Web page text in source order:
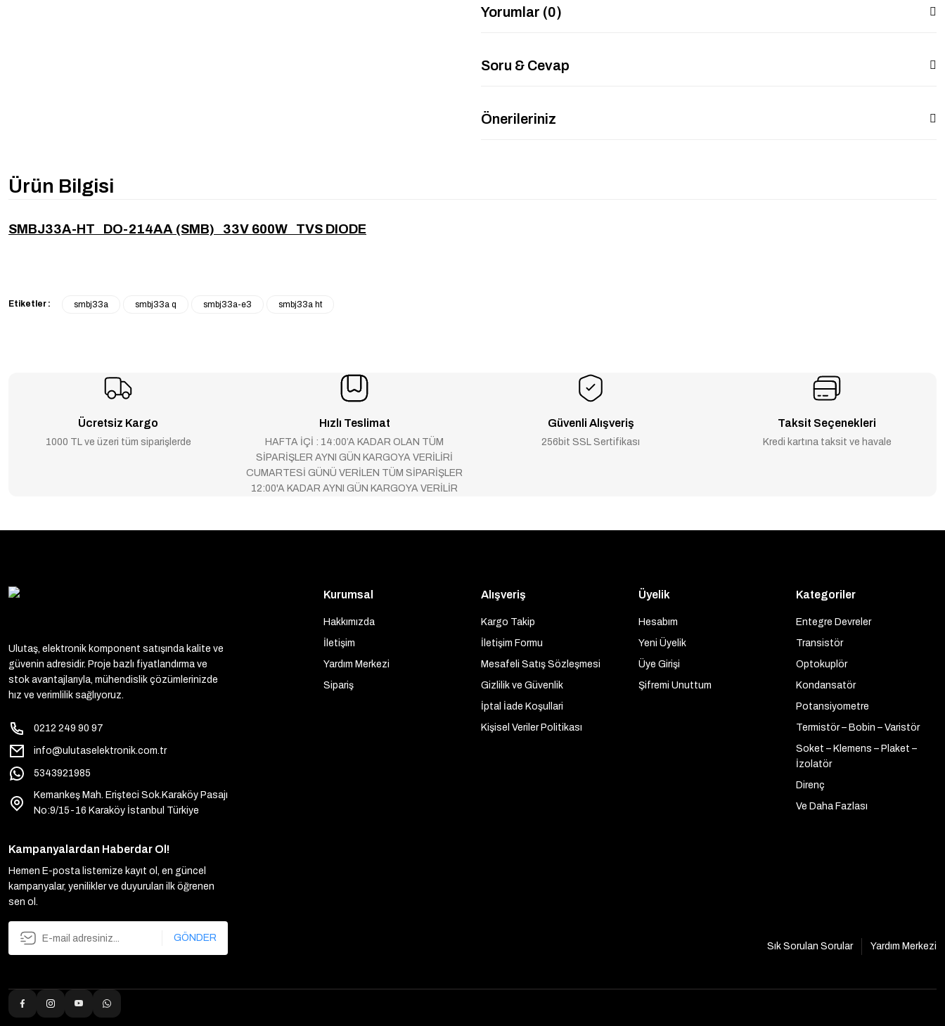
Yorumlar (0)
Soru & Cevap
Önerileriniz
Ürün Bilgisi
SMBJ33A-HT DO-214AA (SMB) 33V 600W TVS DIODE
Etiketler : smbj33a smbj33a q smbj33a-e3 smbj33a ht
Ücretsiz Kargo
1000 TL ve üzeri tüm siparişlerde
Hızlı Teslimat
HAFTA İÇİ : 14:00’A KADAR OLAN TÜM
SİPARİŞLER AYNI GÜN KARGOYA VERİLİRİ
CUMARTESİ GÜNÜ VERİLEN TÜM SİPARİŞLER
12:00'A KADAR AYNI GÜN KARGOYA VERİLİR
Güvenli Alışveriş
256bit SSL Sertifikası
Taksit Seçenekleri
Kredi kartına taksit ve havale
Ulutaş, elektronik komponent satışında kalite ve
güvenin adresidir. Proje bazlı fiyatlandırma ve
stok avantajlarıyla, mühendislik çözümlerinizde
hız ve verimlilik sağlıyoruz.
0212 249 90 97
info@ulutaselektronik.com.tr
5343921985
Kemankeş Mah. Erişteci Sok.Karaköy Pasajı
No:9/15-16 Karaköy İstanbul Türkiye
Kurumsal
Hakkımızda
İletişim
Yardım Merkezi
Sipariş
Alışveriş
Kargo Takip
İletişim Formu
Mesafeli Satış Sözleşmesi
Gizlilik ve Güvenlik
İptal İade Koşullari
Kişisel Veriler Politikası
Üyelik
Hesabım
Yeni Üyelik
Üye Girişi
Şifremi Unuttum
Kategoriler
Entegre Devreler
Transistör
Optokuplör
Kondansatör
Potansiyometre
Termistör – Bobin – Varistör
Soket – Klemens – Plaket –
İzolatör
Direnç
Ve Daha Fazlası
Kampanyalardan Haberdar Ol!
Hemen E-posta listemize kayıt ol, en güncel
kampanyalar, yenilikler ve duyuruları ilk öğrenen
sen ol.
GÖNDER
Sık Sorulan Sorular
Yardım Merkezi